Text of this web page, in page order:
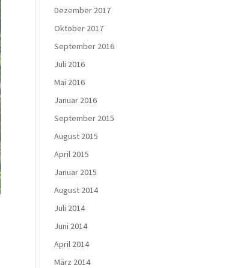
Dezember 2017
Oktober 2017
September 2016
Juli 2016
Mai 2016
Januar 2016
September 2015
August 2015
April 2015
Januar 2015
August 2014
Juli 2014
Juni 2014
April 2014
März 2014